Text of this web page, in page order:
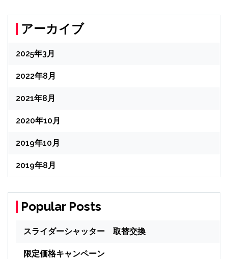
アーカイブ
2025年3月
2022年8月
2021年8月
2020年10月
2019年10月
2019年8月
Popular Posts
スライダーシャッター 取替交換
限定価格キャンペーン